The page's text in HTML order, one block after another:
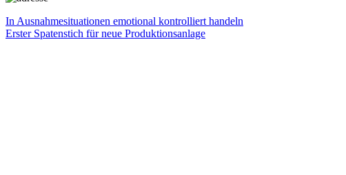
Beitragsnavigation
Vorheriger
Beitrag:
In Ausnahmesituationen emotional kontrolliert handeln
Nächster
Erster Spatenstich für neue Produktionsanlage